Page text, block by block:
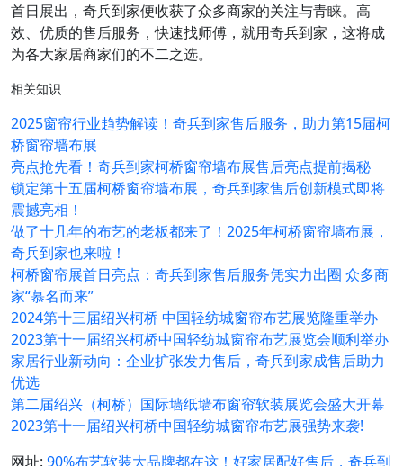
首日展出，奇兵到家便收获了众多商家的关注与青睐。高
效、优质的售后服务，快速找师傅，就用奇兵到家，这将成
为各大家居商家们的不二之选。
相关知识
2025窗帘行业趋势解读！奇兵到家售后服务，助力第15届柯
桥窗帘墙布展
亮点抢先看！奇兵到家柯桥窗帘墙布展售后亮点提前揭秘
锁定第十五届柯桥窗帘墙布展，奇兵到家售后创新模式即将
震撼亮相！
做了十几年的布艺的老板都来了！2025年柯桥窗帘墙布展，
奇兵到家也来啦！
柯桥窗帘展首日亮点：奇兵到家售后服务凭实力出圈 众多商
家“慕名而来”
2024第十三届绍兴柯桥 中国轻纺城窗帘布艺展览隆重举办
2023第十一届绍兴柯桥中国轻纺城窗帘布艺展览会顺利举办
家居行业新动向：企业扩张发力售后，奇兵到家成售后助力
优选
第二届绍兴（柯桥）国际墙纸墙布窗帘软装展览会盛大开幕
2023第十一届绍兴柯桥中国轻纺城窗帘布艺展强势来袭!
网址: 90%布艺软装大品牌都在这！好家居配好售后，奇兵到